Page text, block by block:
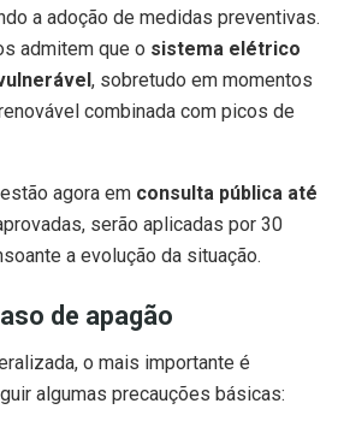
a adoção de medidas preventivas.
admitem que o sistema elétrico
, sobretudo em momentos
combinada com picos de
agora em consulta pública até
serão aplicadas por 30
a evolução da situação.
de apagão
o mais importante é
algumas precauções básicas: